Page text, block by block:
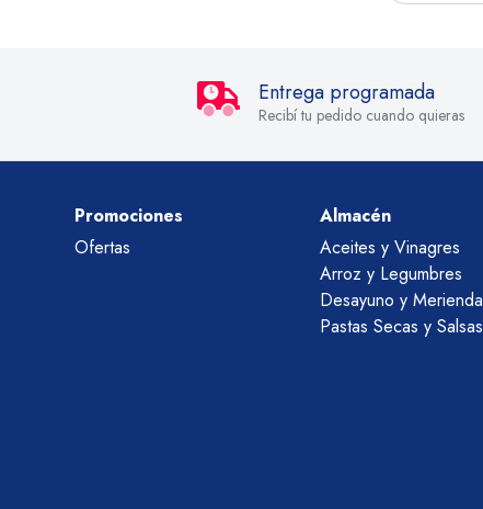
Entrega programada
Recibí tu pedido cuando quieras
Promociones
Ofertas
Almacén
Aceites y Vinagres
Arroz y Legumbres
Desayuno y Merienda
Pastas Secas y Salsas